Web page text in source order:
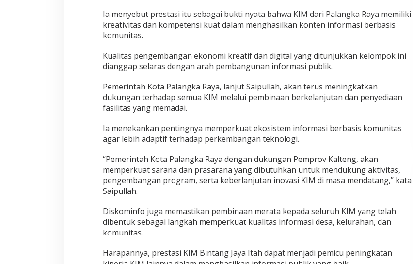
Ia menyebut prestasi itu sebagai bukti nyata bahwa KIM dari Palangka Raya memiliki
kreativitas dan kompetensi kuat dalam menghasilkan konten informasi berbasis
komunitas.
Kualitas pengembangan ekonomi kreatif dan digital yang ditunjukkan kelompok ini
dianggap selaras dengan arah pembangunan informasi publik.
Pemerintah Kota Palangka Raya, lanjut Saipullah, akan terus meningkatkan
dukungan terhadap semua KIM melalui pembinaan berkelanjutan dan penyediaan
fasilitas yang memadai.
Ia menekankan pentingnya memperkuat ekosistem informasi berbasis komunitas
agar lebih adaptif terhadap perkembangan teknologi.
“Pemerintah Kota Palangka Raya dengan dukungan Pemprov Kalteng, akan
memperkuat sarana dan prasarana yang dibutuhkan untuk mendukung aktivitas,
pengembangan program, serta keberlanjutan inovasi KIM di masa mendatang,” kata
Saipullah.
Diskominfo juga memastikan pembinaan merata kepada seluruh KIM yang telah
dibentuk sebagai langkah memperkuat kualitas informasi desa, kelurahan, dan
komunitas.
Harapannya, prestasi KIM Bintang Jaya Itah dapat menjadi pemicu peningkatan